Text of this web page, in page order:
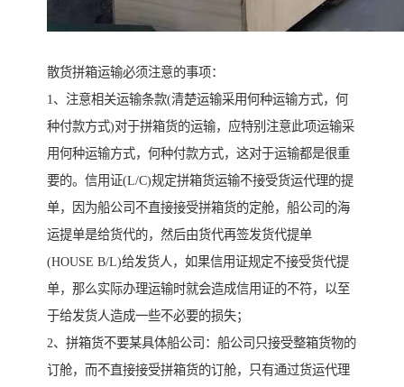
散货拼箱运输必须注意的事项：
1、注意相关运输条款(清楚运输采用何种运输方式，何
种付款方式)对于拼箱货的运输，应特别注意此项运输采
用何种运输方式，何种付款方式，这对于运输都是很重
要的。信用证(L/C)规定拼箱货运输不接受货运代理的提
单，因为船公司不直接接受拼箱货的定舱，船公司的海
运提单是给货代的，然后由货代再签发货代提单
(HOUSE B/L)给发货人，如果信用证规定不接受货代提
单，那么实际办理运输时就会造成信用证的不符，以至
于给发货人造成一些不必要的损失；
2、拼箱货不要某具体船公司：船公司只接受整箱货物的
订舱，而不直接接受拼箱货的订舱，只有通过货运代理